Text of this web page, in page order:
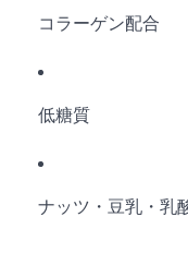
コラーゲン配合
低糖質
ナッツ・豆乳・乳